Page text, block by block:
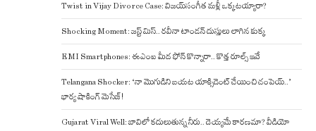
Twist in Vijay Divorce Case: విజయ్-సంగీత మళ్లీ ఒక్కటయ్యారా?
Shocking Moment: జస్ట్ మిస్.. రవీనా టాండన్ దుస్తులు లాగిన కుక్క
EMI Smartphones: ఈఎంఐ మీద ఫోన్ కొన్నారా.. కొత్త రూల్స్ ఇవే
Telangana Shocker: ‘నా మొగుడిని బయట యాక్సిడెంట్ చేయించి చంపెయ్..’
భార్య షాకింగ్ మెసేజ్!
Gujarat Viral Well: బావిలో కదులుతున్న నీరు.. దెయ్యమే కారణమా? వీడియో